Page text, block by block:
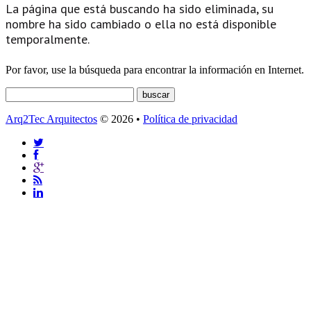
La página que está buscando ha sido eliminada, su
nombre ha sido cambiado o ella no está disponible
temporalmente.
Por favor, use la búsqueda para encontrar la información en Internet.
Arq2Tec Arquitectos © 2026 • Política de privacidad